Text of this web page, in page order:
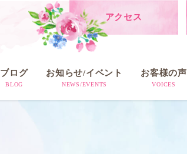
アクセス
ブログ
BLOG
お知らせ/イベント
NEWS/EVENTS
お客様の声
VOICES